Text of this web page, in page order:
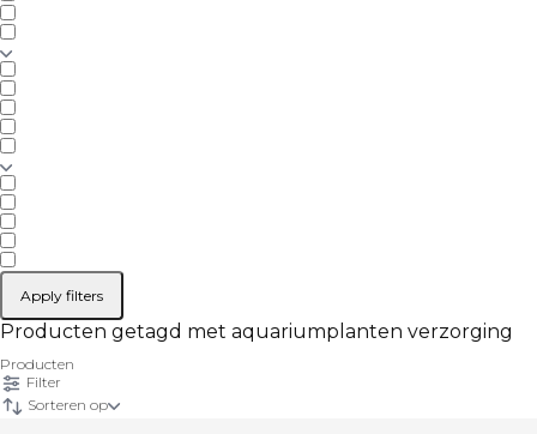
Apply filters
Producten getagd met aquariumplanten verzorging
Producten
Filter
Sorteren op